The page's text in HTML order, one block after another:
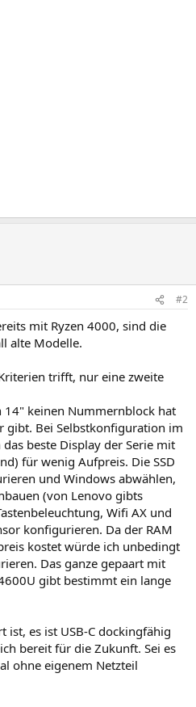
#2
mit Ryzen 4000, sind die
alte Modelle.
trifft, nur eine zweite
14" keinen Nummernblock hat
gibt. Bei Selbstkonfiguration im
beste Display der Serie mit
für wenig Aufpreis. Die SSD
und Windows abwählen,
(von Lenovo gibts
Wifi AX und
konfigurieren. Da der RAM
kostet würde ich unbedingt
Das ganze gepaart mit
gibt bestimmt ein lange
ist, es ist USB-C dockingfähig
bereit für die Zukunft. Sei es
ohne eigenem Netzteil